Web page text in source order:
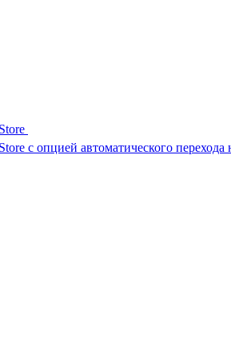
с опцией автоматического перехода